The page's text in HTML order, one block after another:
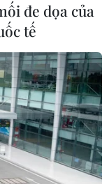
khí và
chính thức ra
Giải pháp
phẩm mới nhất
gia đình.
đe dọa của
tế